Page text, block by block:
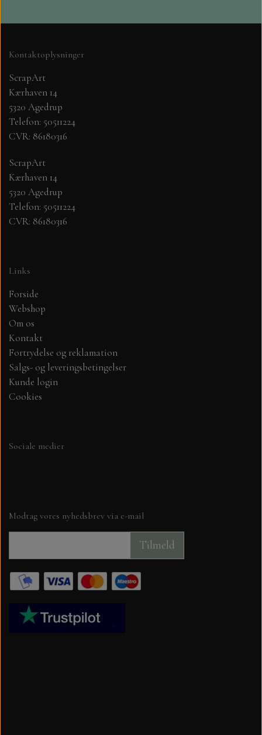
Kontaktoplysninger
ScrapArt
Kærhaven 14
5320 Agedrup
Telefon: 50511224
CVR: 86180316
ScrapArt
Kærhaven 14
5320 Agedrup
Telefon: 50511224
CVR: 86180316
Links
Forside
Webshop
Om os
Kontakt
Fortrydelse og reklamation
Salgs- og leveringsbetingelser
Kunde login
Cookies
Sociale medier
Modtag vores nyhedsbrev via e-mail
Tilmeld